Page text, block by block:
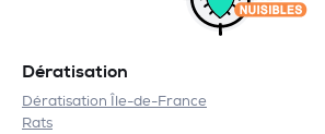
Dératisation
Dératisation Île-de-France
Rats